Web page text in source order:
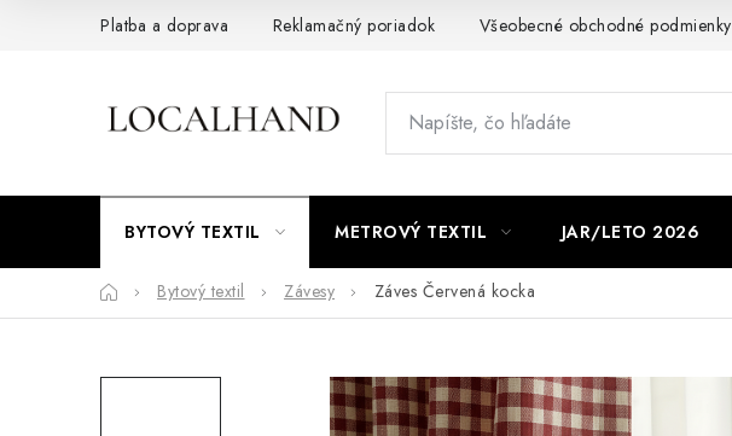
Platba a doprava Reklamačný poriadok Všeobecné obchodné podmienky
BYTOVÝ TEXTIL METROVÝ TEXTIL JAR/LETO 2026
DomovBytový textil Závesy Záves Červená kocka